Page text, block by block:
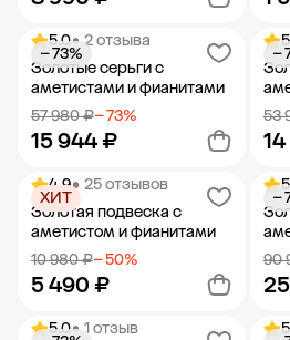
Добавить в корзину
5.0• 2 отзыва
Золотые серьги с
аметистами и фианитами
57 980 ₽− 73%
15 944 ₽
− 73%
Добавить в корзину
53
−
4.9• 25 отзывов
Золотая подвеска с
аметистом и фианитами
10 980 ₽− 50%
5 490 ₽
ХИТ
90
−
5.0• 1 отзыв